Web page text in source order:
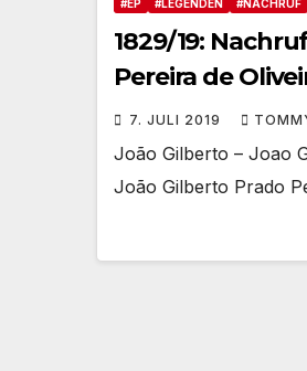
#EP #LEGENDEN #NACHRUF
1829/19:
Pereira de
7. JULI 2019
João Gilberto – Joao
João Gilberto Prado